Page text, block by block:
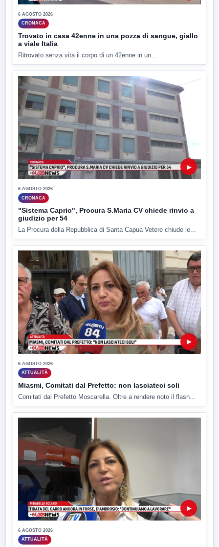
6 AGOSTO 2026
CRONACA
Trovato in casa 42enne in una pozza di sangue, giallo
a viale Italia
Ritrovato senza vita il corpo di un 42enne in un...
▶
6 AGOSTO 2026
CRONACA
"Sistema Caprio", Procura S.Maria CV chiede rinvio a
giudizio per 54
La Procura della Repubblica di Santa Capua Vetere chiude le...
▶
6 AGOSTO 2026
ATTUALITÀ
Miasmi, Comitati dal Prefetto: non lasciateci soli
Comitati dal Prefetto Moscarella. Oltre a rendere noto il flash...
▶
6 AGOSTO 2026
ATTUALITÀ